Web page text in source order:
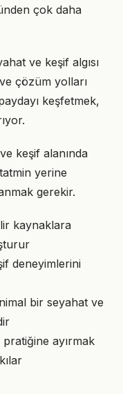
çok daha
ve keşif algısı
çözüm yolları
keşfetmek,
keşif alanında
yerine
gerekir.
kaynaklara
deneyimlerini
bir seyahat ve
ayırmak